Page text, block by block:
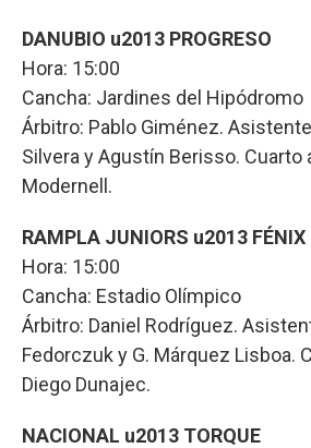
DANUBIO u2013 PROGRESO
Hora: 15:00
Cancha: Jardines del Hipódromo
Árbitro: Pablo Giménez.
Silvera y Agustín Berisso. Cuarto
Modernell.
RAMPLA JUNIORS u2013 FÉNIX
Hora: 15:00
Cancha: Estadio Olímpico
Árbitro: Daniel Rodríguez.
Fedorczuk y G. Márquez Lisboa.
Diego Dunajec.
NACIONAL u2013 TORQUE